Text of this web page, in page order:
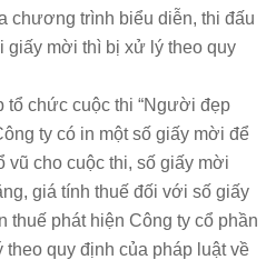
chương trình biểu diễn, thi đấu
giấy mời thì bị xử lý theo quy
tổ chức cuộc thi “Người đẹp
ty có in một số giấy mời để
vũ cho cuộc thi, số giấy mời
giá tính thuế đối với số giấy
phát hiện Công ty cổ phần
quy định của pháp luật về